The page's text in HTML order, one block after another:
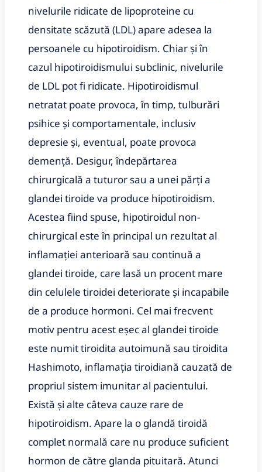
nivelurile ridicate de lipoproteine ​​cu
densitate scăzută (LDL) apare adesea la
persoanele cu hipotiroidism. Chiar și în
cazul hipotiroidismului subclinic, nivelurile
de LDL pot fi ridicate. Hipotiroidismul
netratat poate provoca, în timp, tulburări
psihice și comportamentale, inclusiv
depresie și, eventual, poate provoca
demență. Desigur, îndepărtarea
chirurgicală a tuturor sau a unei părți a
glandei tiroide va produce hipotiroidism.
Acestea fiind spuse, hipotiroidul non-
chirurgical este în principal un rezultat al
inflamației anterioară sau continuă a
glandei tiroide, care lasă un procent mare
din celulele tiroidei deteriorate și incapabile
de a produce hormoni. Cel mai frecvent
motiv pentru acest eșec al glandei tiroide
este numit tiroidita autoimună sau tiroidita
Hashimoto, inflamația tiroidiană cauzată de
propriul sistem imunitar al pacientului.
Există și alte câteva cauze rare de
hipotiroidism. Apare la o glandă tiroidă
complet normală care nu produce suficient
hormon de către glanda pituitară. Atunci